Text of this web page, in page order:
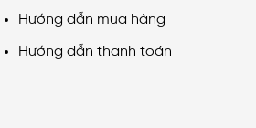
Hướng dẫn mua hàng
Hướng dẫn thanh toán